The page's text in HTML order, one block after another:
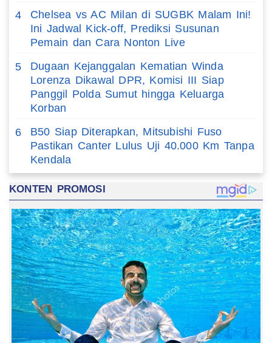
4
Chelsea vs AC Milan di SUGBK Malam Ini!
Ini Jadwal Kick-off, Prediksi Susunan
Pemain dan Cara Nonton Live
5
Dugaan Kejanggalan Kematian Winda
Lorenza Dikawal DPR, Komisi III Siap
Panggil Polda Sumut hingga Keluarga
Korban
6
B50 Siap Diterapkan, Mitsubishi Fuso
Pastikan Canter Lulus Uji 40.000 Km Tanpa
Kendala